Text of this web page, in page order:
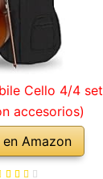
Cello 4/4 set
accesorios)
Amazon